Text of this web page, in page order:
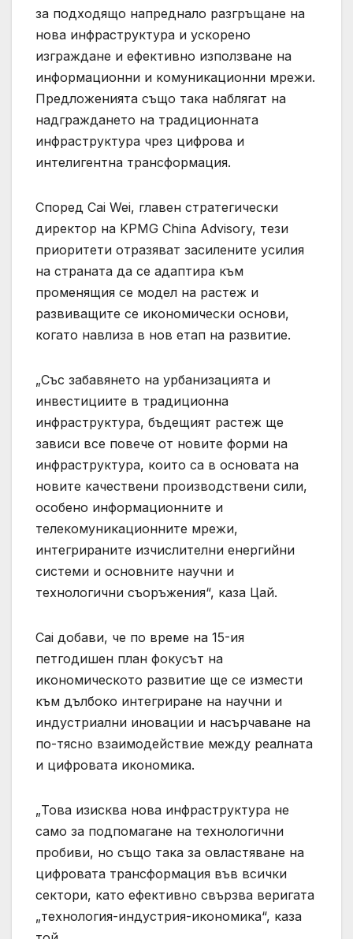
за подходящо напреднало разгръщане на
нова инфраструктура и ускорено
изграждане и ефективно използване на
информационни и комуникационни мрежи.
Предложенията също така наблягат на
надграждането на традиционната
инфраструктура чрез цифрова и
интелигентна трансформация.
Според Cai Wei, главен стратегически
директор на KPMG China Advisory, тези
приоритети отразяват засилените усилия
на страната да се адаптира към
променящия се модел на растеж и
развиващите се икономически основи,
когато навлиза в нов етап на развитие.
„Със забавянето на урбанизацията и
инвестициите в традиционна
инфраструктура, бъдещият растеж ще
зависи все повече от новите форми на
инфраструктура, които са в основата на
новите качествени производствени сили,
особено информационните и
телекомуникационните мрежи,
интегрираните изчислителни енергийни
системи и основните научни и
технологични съоръжения“, каза Цай.
Cai добави, че по време на 15-ия
петгодишен план фокусът на
икономическото развитие ще се измести
към дълбоко интегриране на научни и
индустриални иновации и насърчаване на
по-тясно взаимодействие между реалната
и цифровата икономика.
„Това изисква нова инфраструктура не
само за подпомагане на технологични
пробиви, но също така за овластяване на
цифровата трансформация във всички
сектори, като ефективно свързва веригата
„технология-индустрия-икономика“, каза